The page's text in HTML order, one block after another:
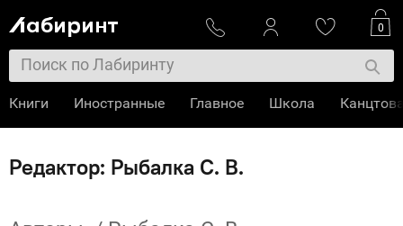
Редактор: Рыбалка С. В.
0
Книги Иностранные Главное Школа